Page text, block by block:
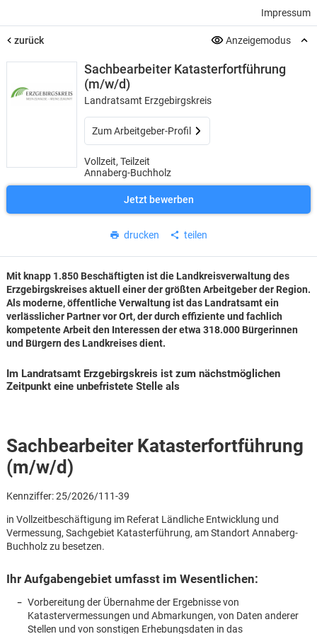
Impressum
zurück Anzeigemodus
Sachbearbeiter Katasterfortführung
(m/w/d)
Landratsamt Erzgebirgskreis
Zum Arbeitgeber-Profil
Vollzeit, Teilzeit
Annaberg-Buchholz
Jetzt bewerben
drucken teilen
Mit knapp 1.850 Beschäftigten ist die Landkreisverwaltung des
Erzgebirgskreises aktuell einer der größten Arbeitgeber der Region.
Als moderne, öffentliche Verwaltung ist das Landratsamt ein
verlässlicher Partner vor Ort, der durch effiziente und fachlich
kompetente Arbeit den Interessen der etwa 318.000 Bürgerinnen
und Bürgern des Landkreises dient.
Im Landratsamt Erzgebirgskreis ist zum nächstmöglichen
Zeitpunkt eine unbefristete Stelle als
Sachbearbeiter Katasterfortführung
(m/w/d)
Kennziffer: 25/2026/111-39
in Vollzeitbeschäftigung im Referat Ländliche Entwicklung und
Vermessung, Sachgebiet Katasterführung, am Standort Annaberg-
Buchholz zu besetzen.
Ihr Aufgabengebiet umfasst im Wesentlichen:
Vorbereitung der Übernahme der Ergebnisse von
Katastervermessungen und Abmarkungen, von Daten anderer
Stellen und von sonstigen Erhebungsdaten in das